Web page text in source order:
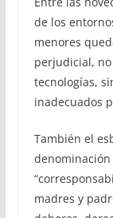
de los
menores
perjudicial,
tecnologías,
inadecuados
También el
denominación
madres y